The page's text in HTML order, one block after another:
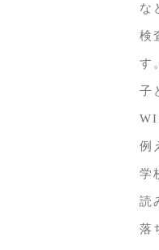
な
検
す
子
例
学
読
落